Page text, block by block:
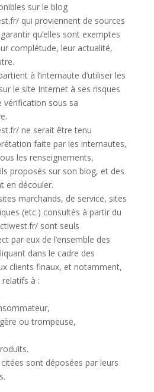
sur le blog
qui proviennent de sources
qu’elles sont exemptes
complétude, leur actualité,
à l’internaute d’utiliser les
le site Internet à ses risques
vérification sous sa
ne serait être tenu
faite par les internautes,
les renseignements,
proposés sur son blog, et des
en découler.
marchands, de service, sites
(etc.) consultés à partir du
sont seuls
par eux de l’ensemble des
dans le cadre des
clients finaux, et notamment,
à :
ou trompeuse,
sont déposées par leurs